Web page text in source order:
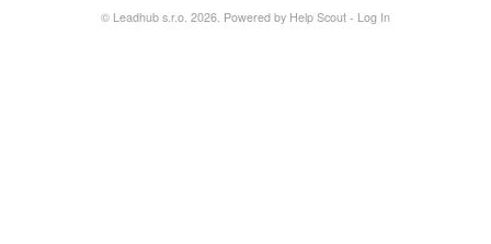
© Leadhub s.r.o. 2026. Powered by Help Scout - Log In